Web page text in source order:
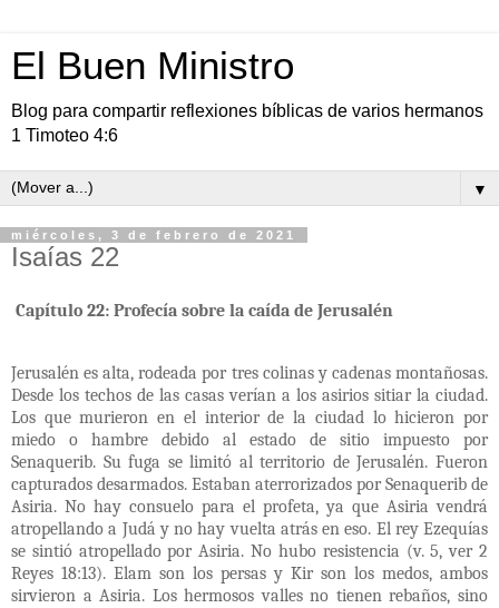
El Buen Ministro
Blog para compartir reflexiones bíblicas de varios hermanos
1 Timoteo 4:6
▼
miércoles, 3 de febrero de 2021
Isaías 22
Capítulo 22: Profecía sobre la caída de Jerusalén
Jerusalén es alta, rodeada por tres colinas y cadenas montañosas.
Desde los techos de las casas verían a los asirios sitiar la ciudad.
Los que murieron en el interior de la ciudad lo hicieron por
miedo o hambre debido al estado de sitio impuesto por
Senaquerib. Su fuga se limitó al territorio de Jerusalén. Fueron
capturados desarmados. Estaban aterrorizados por Senaquerib de
Asiria. No hay consuelo para el profeta, ya que Asiria vendrá
atropellando a Judá y no hay vuelta atrás en eso. El rey Ezequías
se sintió atropellado por Asiria. No hubo resistencia (v. 5, ver 2
Reyes 18:13). Elam son los persas y Kir son los medos, ambos
sirvieron a Asiria. Los hermosos valles no tienen rebaños, sino